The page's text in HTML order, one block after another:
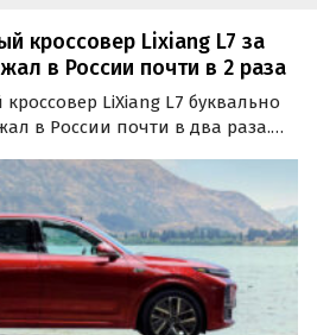
кроссовер Lixiang L7 за
в России почти в 2 раза
LiXiang L7 буквально
в России почти в два раза.
за машины, которые еще «в
дилер просит по 9,2…